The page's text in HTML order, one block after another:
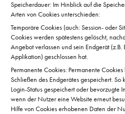
Speicherdauer: Im Hinblick auf die
Arten von Cookies unterschieden:
Temporäre Cookies (auch: Session- oder
Cookies werden spätestens gelöscht,
Angebot verlassen und sein Endgerät (z.B.
Applikation) geschlossen hat.
Permanente Cookies: Permanente
Schließen des Endgerätes gespeichert.
Login-Status gespeichert oder bevorzugte
wenn der Nutzer eine Website erneut
Hilfe von Cookies erhobenen Daten der